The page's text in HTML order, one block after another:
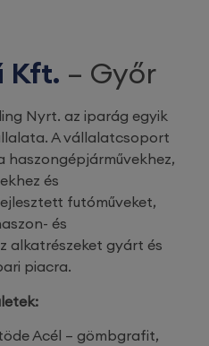
Kft. – Győr
Nyrt. az iparág egyik
A vállalatcsoport
haszongépjárművekhez,
és
futóműveket,
és
alkatrészeket gyárt és
piacra.
Acél – gömbgrafit,